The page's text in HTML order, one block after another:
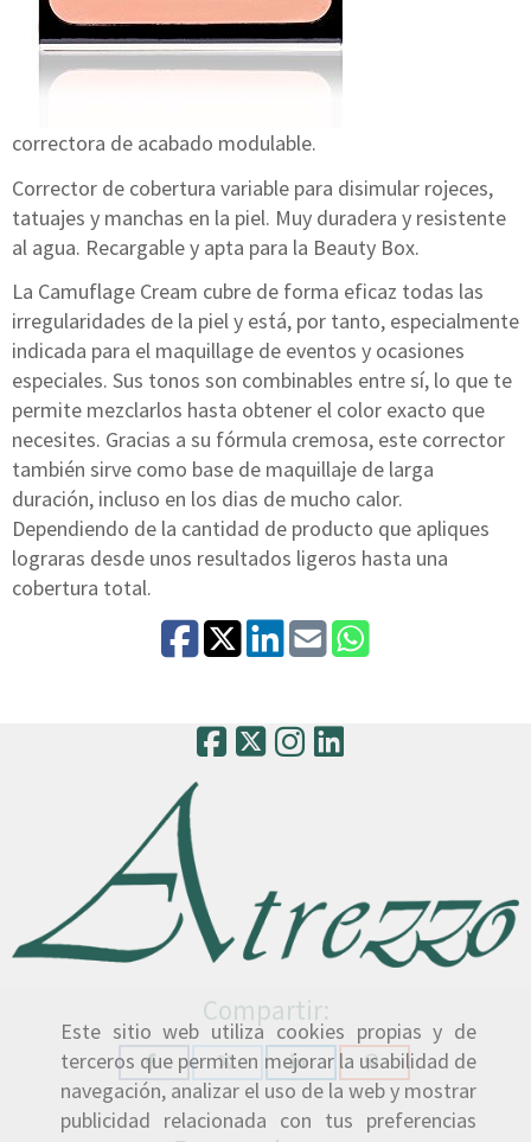
Este sitio web utiliza cookies propias y de
terceros que permiten mejorar la usabilidad de
navegación, analizar el uso de la web y mostrar
publicidad relacionada con tus preferencias
correctora de acabado modulable.
Corrector de cobertura variable para disimular rojeces,
tatuajes y manchas en la piel. Muy duradera y resistente
al agua. Recargable y apta para la Beauty Box.
La Camuflage Cream cubre de forma eficaz todas las
irregularidades de la piel y está, por tanto, especialmente
indicada para el maquillage de eventos y ocasiones
especiales. Sus tonos son combinables entre sí, lo que te
permite mezclarlos hasta obtener el color exacto que
necesites. Gracias a su fórmula cremosa, este corrector
también sirve como base de maquillaje de larga
duración, incluso en los dias de mucho calor.
Dependiendo de la cantidad de producto que apliques
lograras desde unos resultados ligeros hasta una
cobertura total.
Compartir: